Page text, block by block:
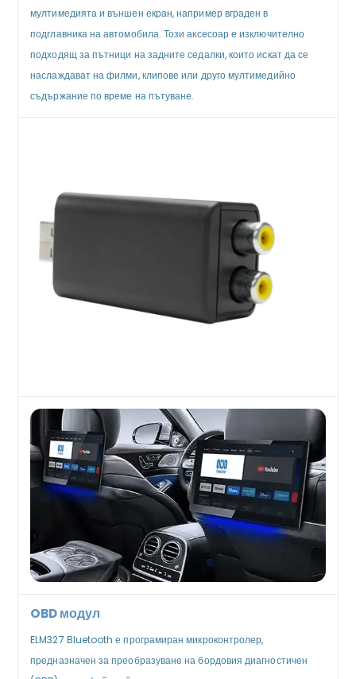
мултимедията и външен екран, например вграден в
подглавника на автомобила. Този аксесоар е изключително
подходящ за пътници на задните седалки, които искат да се
наслаждават на филми, клипове или друго мултимедийно
съдържание по време на пътуване.
OBD модул
ELM327 Bluetooth е програмиран микроконтролер,
предназначен за преобразуване на бордовия диагностичен